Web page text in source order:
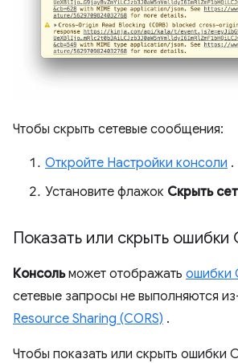
Чтобы скрыть сетевые сообщения:
Откройте Настройки консоли .
Установите флажок Скрыть
Показать или скрыть ошибки
Консольможет отображать ошибки
сетевые запросы не выполняются
Resource Sharing (CORS) .
Чтобы показать или скрыть ошибки